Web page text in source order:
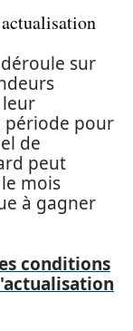
déroule sur
leur
période pour
de
peut
mois
à gagner
conditions